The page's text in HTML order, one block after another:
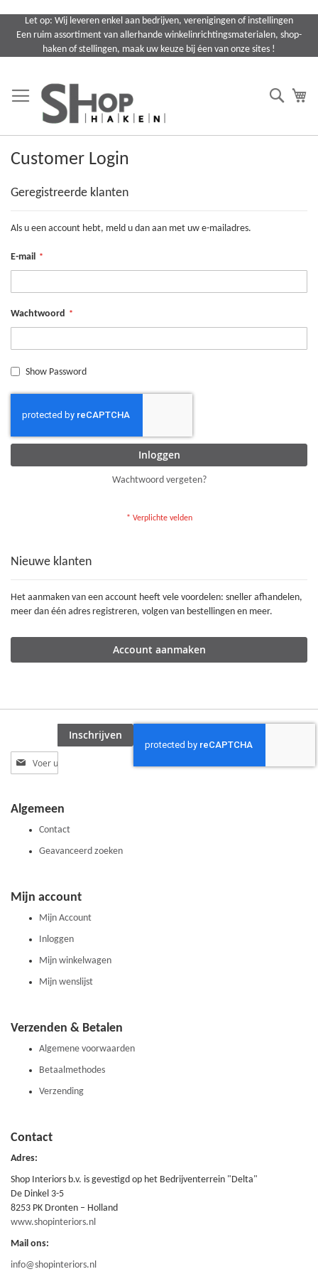
naar
Let op: Wij leveren enkel aan bedrijven, verenigingen of instellingen
Een ruim assortiment van allerhande winkelinrichtingsmaterialen, shop-
haken of stellingen, maak uw keuze bij éen van onze sites !
Search
Customer Login
Geregistreerde klanten
Als u een account hebt, meld u dan aan met uw e-mailadres.
E-mail
Wachtwoord
Show Password
Inloggen
Wachtwoord vergeten?
Nieuwe klanten
Het aanmaken van een account heeft vele voordelen: sneller afhandelen,
meer dan één adres registreren, volgen van bestellingen en meer.
Account aanmaken
Abonneer
u
nieuwsbrief
Inschrijven
Algemeen
Contact
Geavanceerd zoeken
Mijn account
Mijn Account
Inloggen
Mijn winkelwagen
Mijn wenslijst
Verzenden & Betalen
Algemene voorwaarden
Betaalmethodes
Verzending
Contact
Adres:
Shop Interiors b.v. is gevestigd op het Bedrijventerrein "Delta"
De Dinkel 3-5
8253 PK Dronten – Holland
www.shopinteriors.nl
Mail ons:
info@shopinteriors.nl